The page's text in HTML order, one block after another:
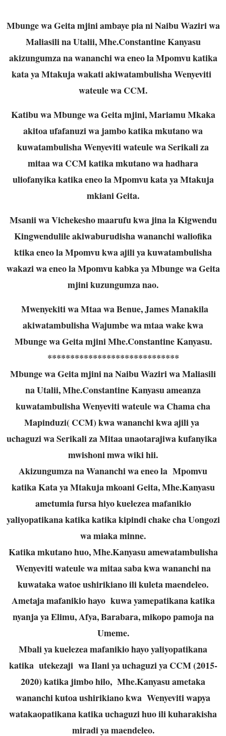
Mbunge wa Geita mjini ambaye pia ni Naibu Waziri wa
Maliasili na Utalii, Mhe.Constantine Kanyasu
akizungumza na wananchi wa eneo la Mpomvu katika
kata ya Mtakuja wakati akiwatambulisha Wenyeviti
wateule wa CCM.
Katibu wa Mbunge wa Geita mjini, Mariamu Mkaka
akitoa ufafanuzi wa jambo katika mkutano wa
kuwatambulisha Wenyeviti wateule wa Serikali za
mitaa wa CCM katika mkutano wa hadhara
uliofanyika katika eneo la Mpomvu kata ya Mtakuja
mkiani Geita.
Msanii wa Vichekesho maarufu kwa jina la Kigwendu
Kingwendulile akiwaburudisha wananchi waliofika
ktika eneo la Mpomvu kwa ajili ya kuwatambulisha
wakazi wa eneo la Mpomvu kabka ya Mbunge wa Geita
mjini kuzungumza nao.
Mwenyekiti wa Mtaa wa Benue, James Manakila
akiwatambulisha Wajumbe wa mtaa wake kwa
Mbunge wa Geita mjini Mhe.Constantine Kanyasu.
*****************************
Mbunge wa Geita mjini na Naibu Waziri wa Maliasili
na Utalii, Mhe.Constantine Kanyasu ameanza
kuwatambulisha Wenyeviti wateule wa Chama cha
Mapinduzi( CCM) kwa wananchi kwa ajili ya
uchaguzi wa Serikali za Mitaa unaotarajiwa kufanyika
mwishoni mwa wiki hii.
Akizungumza na Wananchi wa eneo la Mpomvu
katika Kata ya Mtakuja mkoani Geita, Mhe.Kanyasu
ametumia fursa hiyo kuelezea mafanikio
yaliyopatikana katika katika kipindi chake cha Uongozi
wa miaka minne.
Katika mkutano huo, Mhe.Kanyasu amewatambulisha
Wenyeviti wateule wa mitaa saba kwa wananchi na
kuwataka watoe ushirikiano ili kuleta maendeleo.
Ametaja mafanikio hayo kuwa yamepatikana katika
nyanja ya Elimu, Afya, Barabara, mikopo pamoja na
Umeme.
Mbali ya kuelezea mafanikio hayo yaliyopatikana
katika utekezaji wa Ilani ya uchaguzi ya CCM (2015-
2020) katika jimbo hilo, Mhe.Kanyasu ametaka
wananchi kutoa ushirikiano kwa Wenyeviti wapya
watakaopatikana katika uchaguzi huo ili kuharakisha
miradi ya maendeleo.